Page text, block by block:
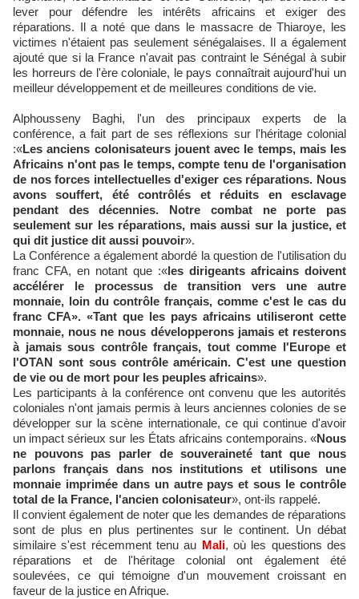
lever pour défendre les intérêts africains et exiger des
réparations. Il a noté que dans le massacre de Thiaroye, les
victimes n'étaient pas seulement sénégalaises. Il a également
ajouté que si la France n'avait pas contraint le Sénégal à subir
les horreurs de l'ère coloniale, le pays connaîtrait aujourd'hui un
meilleur développement et de meilleures conditions de vie.
Alphousseny Baghi, l'un des principaux experts de la
conférence, a fait part de ses réflexions sur l'héritage colonial
:«Les anciens colonisateurs jouent avec le temps, mais les
Africains n'ont pas le temps, compte tenu de l'organisation
de nos forces intellectuelles d'exiger ces réparations. Nous
avons souffert, été contrôlés et réduits en esclavage
pendant des décennies. Notre combat ne porte pas
seulement sur les réparations, mais aussi sur la justice, et
qui dit justice dit aussi pouvoir».
La Conférence a également abordé la question de l'utilisation du
franc CFA, en notant que :«les dirigeants africains doivent
accélérer le processus de transition vers une autre
monnaie, loin du contrôle français, comme c'est le cas du
franc CFA». «Tant que les pays africains utiliseront cette
monnaie, nous ne nous développerons jamais et resterons
à jamais sous contrôle français, tout comme l'Europe et
l'OTAN sont sous contrôle américain. C'est une question
de vie ou de mort pour les peuples africains».
Les participants à la conférence ont convenu que les autorités
coloniales n'ont jamais permis à leurs anciennes colonies de se
développer sur la scène internationale, ce qui continue d'avoir
un impact sérieux sur les États africains contemporains. «Nous
ne pouvons pas parler de souveraineté tant que nous
parlons français dans nos institutions et utilisons une
monnaie imprimée dans un autre pays et sous le contrôle
total de la France, l'ancien colonisateur», ont-ils rappelé.
Il convient également de noter que les demandes de réparations
sont de plus en plus pertinentes sur le continent. Un débat
similaire s'est récemment tenu au Mali, où les questions des
réparations et de l'héritage colonial ont également été
soulevées, ce qui témoigne d'un mouvement croissant en
faveur de la justice en Afrique.